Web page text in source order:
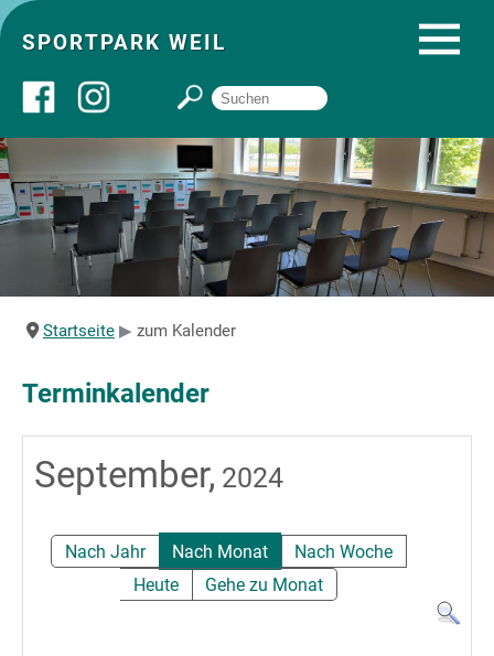
SPORTPARK WEIL
Über uns
Startseite
Angebote
Sportpark
Startseite zum Kalender
Terminkalender
September, 2024
Nach Jahr Nach Monat
Nach Woche
Heute
Gehe zu Monat